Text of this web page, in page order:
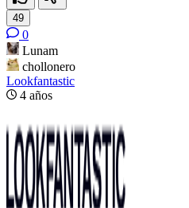
49
0
Lunam
chollonero
Lookfantastic
4 años